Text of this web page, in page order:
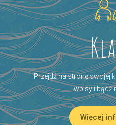
Przejdź na stronę swojej
wpisy i bądź
Więcej